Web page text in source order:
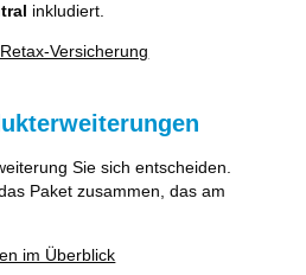
inkludiert.
Versicherung
Sie sich entscheiden.
Paket zusammen, das am
im Überblick